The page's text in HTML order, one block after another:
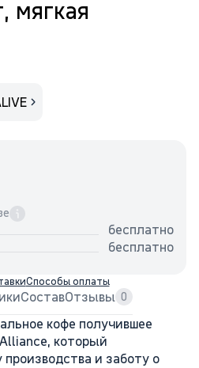
мягкая
бесплатно
бесплатно
Способы оплаты
СоставОтзывы 0
кофе получившее
который
и заботу о